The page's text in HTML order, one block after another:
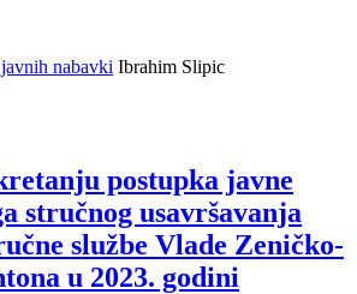
nabavki Ibrahim Slipic
postupka javne
stručnog usavršavanja
službe Vlade Zeničko-
u 2023. godini